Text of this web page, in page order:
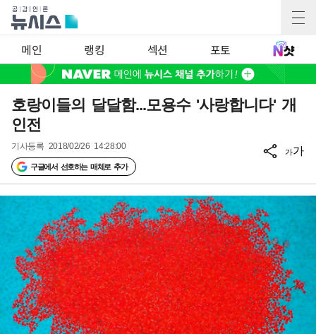
메인 랭킹 섹션 포토
호랑이들의 달달함...모용수 '사랑합니다' 개
인전
기사등록 2018/02/26 14:28:00
구글에서 선호하는 매체로 추가
가가